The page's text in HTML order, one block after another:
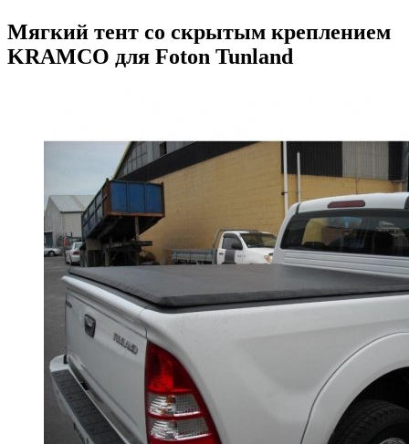
Мягкий тент со скрытым креплением
KRAMCO для Foton Tunland